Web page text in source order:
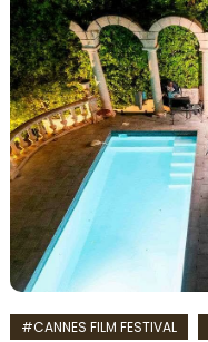
#CANNES FILM FESTIVAL